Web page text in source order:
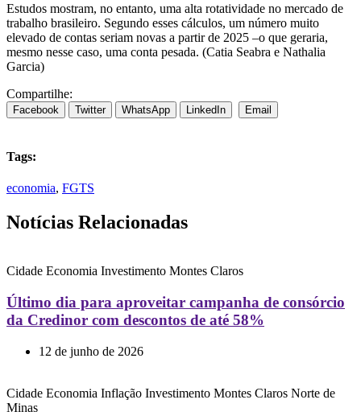
Estudos mostram, no entanto, uma alta rotatividade no mercado de
trabalho brasileiro. Segundo esses cálculos, um número muito
elevado de contas seriam novas a partir de 2025 –o que geraria,
mesmo nesse caso, uma conta pesada. (Catia Seabra e Nathalia
Garcia)
Compartilhe:
Facebook Twitter WhatsApp LinkedIn Email
Tags:
economia, FGTS
Notícias Relacionadas
Cidade Economia Investimento Montes Claros
Último dia para aproveitar campanha de consórcio
da Credinor com descontos de até 58%
12 de junho de 2026
Cidade Economia Inflação Investimento Montes Claros Norte de
Minas